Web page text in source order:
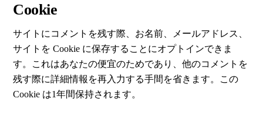
Cookie
サイトにコメントを残す際、お名前、メールアドレス、
サイトを Cookie に保存することにオプトインできま
す。これはあなたの便宜のためであり、他のコメントを
残す際に詳細情報を再入力する手間を省きます。この
Cookie は1年間保持されます。